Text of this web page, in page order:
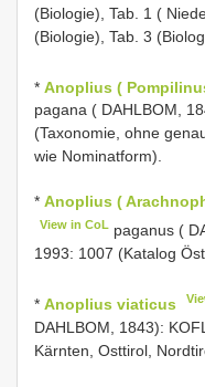
(Biologie), Tab. 1 (
(Biologie), Tab. 3
* Anoplius (
pagana ( DAHLBOM,
(Taxonomie, ohne
wie Nominatform).
* Anoplius (
View in CoL paganus (
1993: 1007 (Katalog
* Anoplius viaticus
DAHLBOM, 1843):
Kärnten, Osttirol,